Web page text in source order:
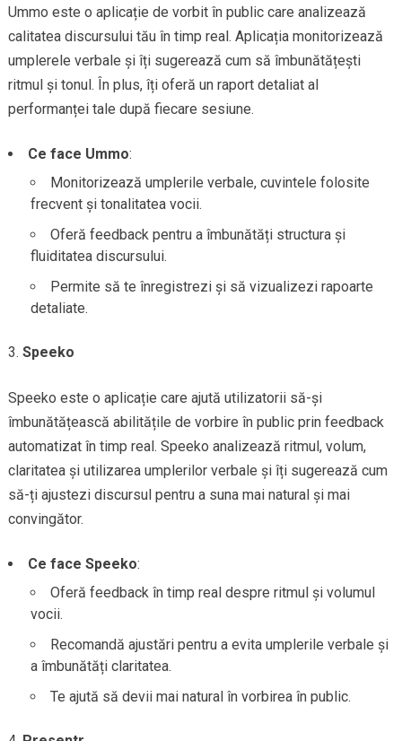
Ummo este o aplicație de vorbit în public care analizează
calitatea discursului tău în timp real. Aplicația monitorizează
umplerele verbale și îți sugerează cum să îmbunătățești
ritmul și tonul. În plus, îți oferă un raport detaliat al
performanței tale după fiecare sesiune.
Ce face Ummo:
Monitorizează umplerile verbale, cuvintele folosite
frecvent și tonalitatea vocii.
Oferă feedback pentru a îmbunătăți structura și
fluiditatea discursului.
Permite să te înregistrezi și să vizualizezi rapoarte
detaliate.
Speeko
Speeko este o aplicație care ajută utilizatorii să-și
îmbunătățească abilitățile de vorbire în public prin feedback
automatizat în timp real. Speeko analizează ritmul, volum,
claritatea și utilizarea umplerilor verbale și îți sugerează cum
să-ți ajustezi discursul pentru a suna mai natural și mai
convingător.
Ce face Speeko:
Oferă feedback în timp real despre ritmul și volumul
vocii.
Recomandă ajustări pentru a evita umplerile verbale și
a îmbunătăți claritatea.
Te ajută să devii mai natural în vorbirea în public.